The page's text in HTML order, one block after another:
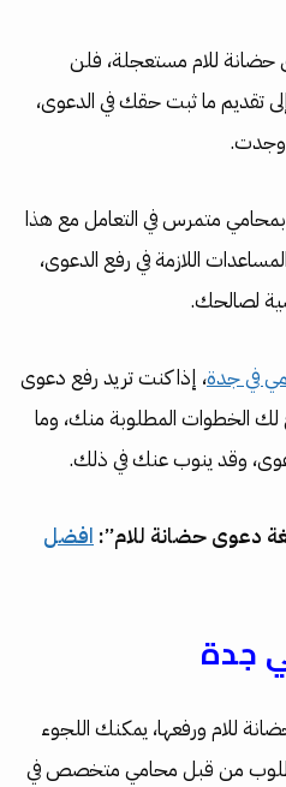
حضانة للام مستعجلة، فلن
تقديم ما ثبت حقك في الدعوى،
وجدت.
متمرس في التعامل مع هذا
اللازمة في رفع الدعوى،
لصالحك.
في جدة، إذا كنت تريد رفع دعوى
الخطوات المطلوبة منك، وما
وقد ينوب عنك في ذلك.
دعوى حضانة للام”: افضل
جدة
للام ورفعها، يمكنك اللجوء
من قبل محامي متخصص في